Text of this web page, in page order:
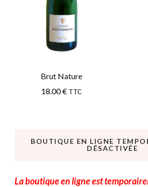
Brut Nature
18.00€ TTC
BOUTIQUE EN LIGNE
DÉSACTIVÉE
La boutique en ligne est